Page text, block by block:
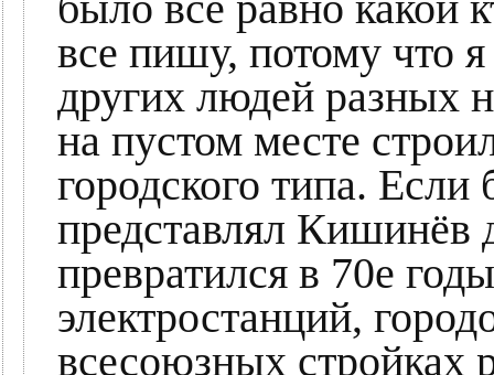
все пишу, потому что
других людей разных
на пустом месте
городского типа.
представлял Кишинёв
превратился в 70е
электростанций,
всесоюзных стройках